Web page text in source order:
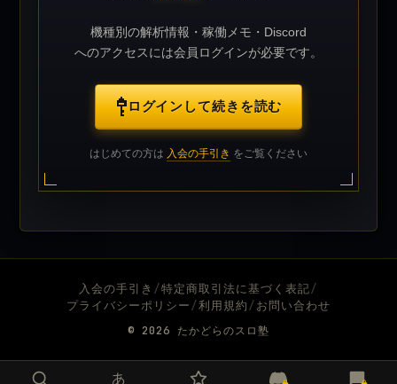
あ
機種別の解析情報・稼働メモ・Discord
へのアクセスには会員ログインが必要です。
ログインして続きを読む
はじめての方は 入会の手引き をご覧ください
入会の手引き /特定商取引法に基づく表記/
プライバシーポリシー/利用規約/お問い合わせ
© 2026 たかどらのスロ塾